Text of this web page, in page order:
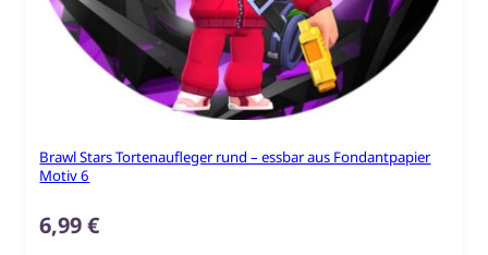
Brawl Stars Tortenaufleger rund – essbar aus Fondantpapier
Motiv 6
6,99€